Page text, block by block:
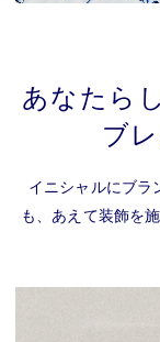
あなたら
ブ
イニシャルにブラ
も、あえて装飾を